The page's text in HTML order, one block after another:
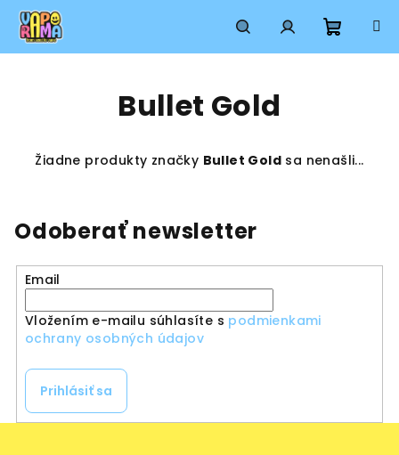
Prejsť
obsah
HľadaťPrihlásenie
Bullet Gold
Žiadne produkty značky Bullet Gold sa nenašli...
Odoberať newsletter
Email
Vložením e-mailu súhlasíte s podmienkami
ochrany osobných údajov
Prihlásiť sa